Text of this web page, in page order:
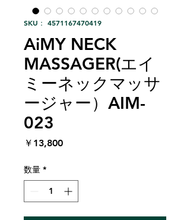
SKU： 4571167470419
AiMY NECK
MASSAGER(エイ
ミーネックマッサ
ージャー）AIM-
023
￥13,800価
数量 *